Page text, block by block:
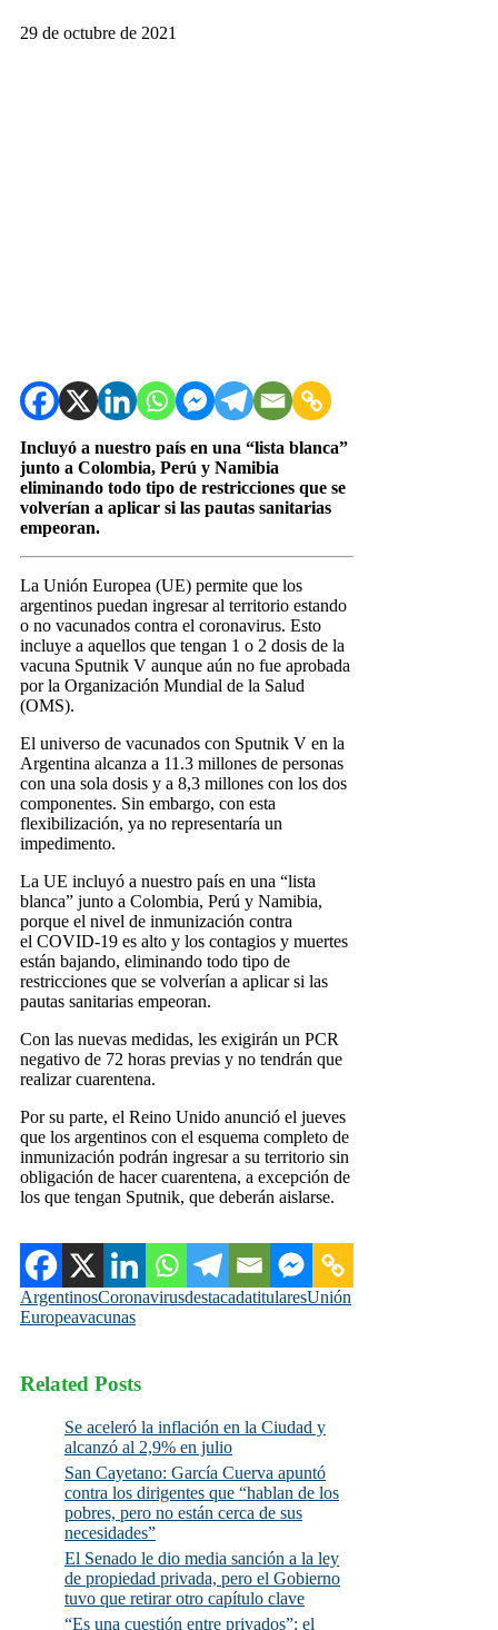
29 de octubre de 2021
Incluyó a nuestro país en una “lista blanca”
junto a Colombia, Perú y Namibia
eliminando todo tipo de restricciones que se
volverían a aplicar si las pautas sanitarias
empeoran.
La Unión Europea (UE) permite que los
argentinos puedan ingresar al territorio estando
o no vacunados contra el coronavirus. Esto
incluye a aquellos que tengan 1 o 2 dosis de la
vacuna Sputnik V aunque aún no fue aprobada
por la Organización Mundial de la Salud
(OMS).
El universo de vacunados con Sputnik V en la
Argentina alcanza a 11.3 millones de personas
con una sola dosis y a 8,3 millones con los dos
componentes. Sin embargo, con esta
flexibilización, ya no representaría un
impedimento.
La UE incluyó a nuestro país en una “lista
blanca” junto a Colombia, Perú y Namibia,
porque el nivel de inmunización contra
el COVID-19 es alto y los contagios y muertes
están bajando, eliminando todo tipo de
restricciones que se volverían a aplicar si las
pautas sanitarias empeoran.
Con las nuevas medidas, les exigirán un PCR
negativo de 72 horas previas y no tendrán que
realizar cuarentena.
Por su parte, el Reino Unido anunció el jueves
que los argentinos con el esquema completo de
inmunización podrán ingresar a su territorio sin
obligación de hacer cuarentena, a excepción de
los que tengan Sputnik, que deberán aislarse.
ArgentinosCoronavirusdestacadatitularesUnión
Europeavacunas
Related Posts
Se aceleró la inflación en la Ciudad y
alcanzó al 2,9% en julio
San Cayetano: García Cuerva apuntó
contra los dirigentes que “hablan de los
pobres, pero no están cerca de sus
necesidades”
El Senado le dio media sanción a la ley
de propiedad privada, pero el Gobierno
tuvo que retirar otro capítulo clave
“Es una cuestión entre privados”: el